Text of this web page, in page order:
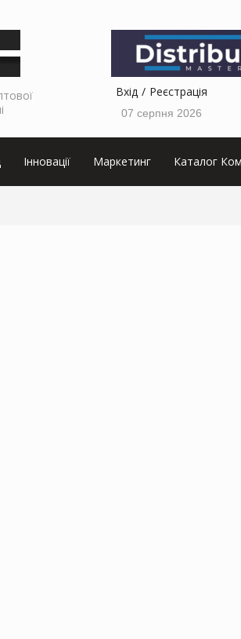
Вхід Реєстрація
07 серпня 2026
Інновації Маркетинг Каталог